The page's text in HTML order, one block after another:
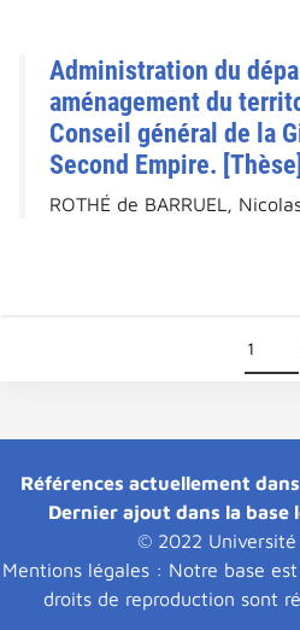
Administration du
aménagement du
Conseil général de la
Second Empire.
ROTHÉ de BARRUEL,
Références actuellement
Dernier ajout dans la base
© 2022 Université
Mentions légales : Notre base
droits de reproduction sont